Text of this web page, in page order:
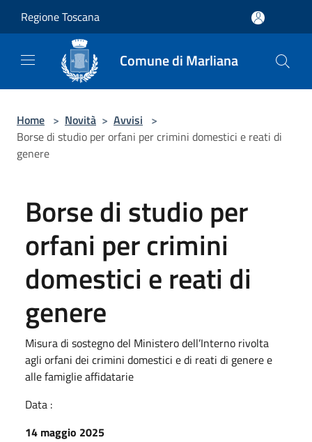
Regione Toscana
Comune di Marliana
Home > Novità > Avvisi >
Borse di studio per orfani per crimini domestici e reati di
genere
Borse di studio per
orfani per crimini
domestici e reati di
genere
Misura di sostegno del Ministero dell’Interno rivolta
agli orfani dei crimini domestici e di reati di genere e
alle famiglie affidatarie
Data :
14 maggio 2025